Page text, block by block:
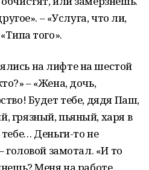
– «Услуга, что ли,
того».
на лифте на шестой
– «Жена, дочь,
Будет тебе, дядя Паш,
грязный, пьяный, харя в
Деньги-то не
головой замотал. «И то